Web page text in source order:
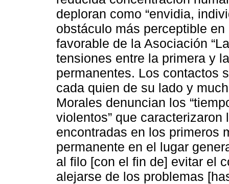
deploran como “envidia,
obstáculo más perceptible
favorable de la Asociación
tensiones entre la primera y
permanentes. Los contactos
cada quien de su lado y
Morales denuncian los
violentos” que
encontradas en los primeros
permanente en el lugar
al filo [con el fin de] evitar el
alejarse de los problemas